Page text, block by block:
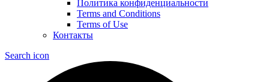
Политика конфиденциальности
Terms and Conditions
Terms of Use
Контакты
Search icon